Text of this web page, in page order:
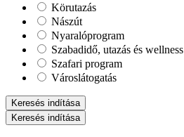
Körutazás
Nászút
Nyaralóprogram
Szabadidő, utazás és wellness
Szafari program
Városlátogatás
Keresés indítása
Keresés indítása